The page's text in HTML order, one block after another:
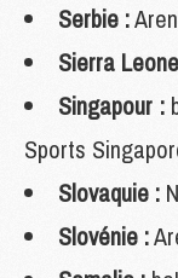
Serbie :
Sierra
Singapour :
Sports
Slovaquie :
Slovénie :